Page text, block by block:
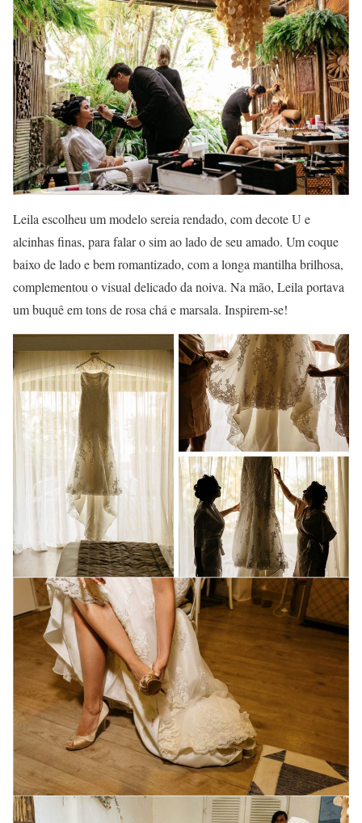
Leila escolheu um modelo sereia rendado, com decote U e
alcinhas finas, para falar o sim ao lado de seu amado. Um coque
baixo de lado e bem romantizado, com a longa mantilha brilhosa,
complementou o visual delicado da noiva. Na mão, Leila portava
um buquê em tons de rosa chá e marsala. Inspirem-se!